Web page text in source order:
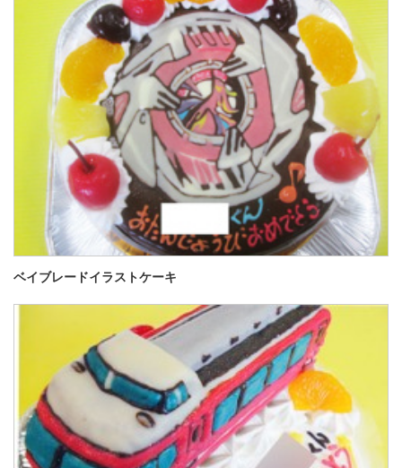
ベイブレードイラストケーキ